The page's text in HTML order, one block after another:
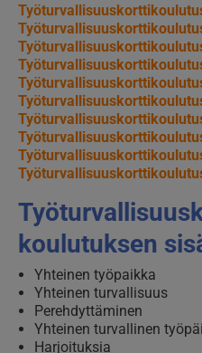
koulutuksen
Yhteinen työpaikka
Yhteinen turvallisuus
Perehdyttäminen
Yhteinen turvallinen
Harjoituksia